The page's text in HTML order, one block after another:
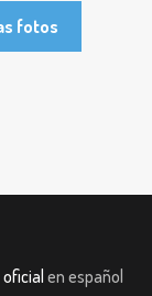
fotos
en español